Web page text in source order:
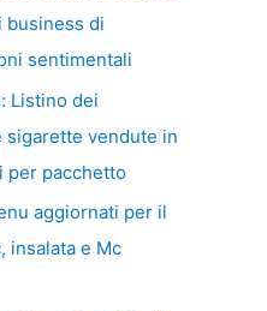
business di
sentimentali
Listino dei
vendute in
per pacchetto
aggiornati per il
insalata e Mc